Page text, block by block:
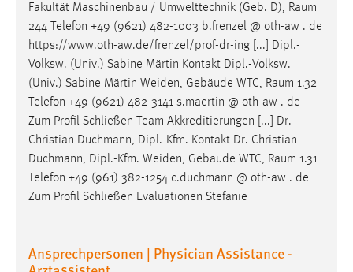
Fakultät Maschinenbau / Umwelttechnik (Geb. D), Raum
244 Telefon +49 (9621) 482-1003 b.frenzel @ oth-aw . de
https://www.oth-aw.de/frenzel/prof-dr-ing [...] Dipl.-
Volksw. (Univ.) Sabine Märtin Kontakt Dipl.-Volksw.
(Univ.) Sabine Märtin Weiden, Gebäude WTC, Raum 1.32
Telefon +49 (9621) 482-3141 s.maertin @ oth-aw . de
Zum Profil Schließen Team Akkreditierungen [...] Dr.
Christian Duchmann, Dipl.-Kfm. Kontakt Dr. Christian
Duchmann, Dipl.-Kfm. Weiden, Gebäude WTC, Raum 1.31
Telefon +49 (961) 382-1254 c.duchmann @ oth-aw . de
Zum Profil Schließen Evaluationen Stefanie
Ansprechpersonen | Physician Assistance -